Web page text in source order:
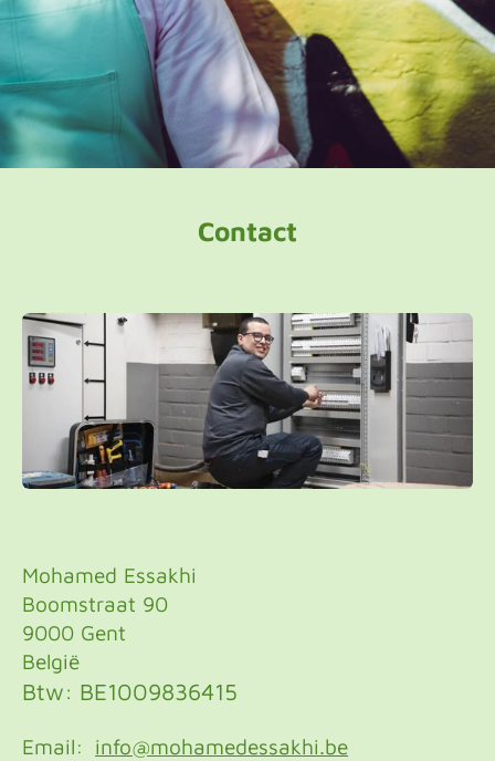
Contact
Mohamed Essakhi
Boomstraat 90
9000 Gent
België
Btw: BE1009836415
Email: info@mohamedessakhi.be